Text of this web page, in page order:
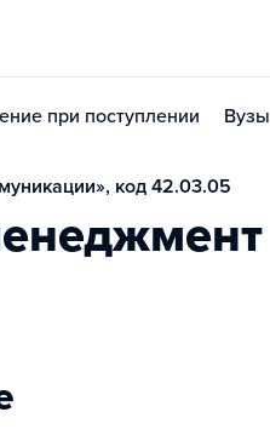
при поступлении Вузы
код 42.03.05